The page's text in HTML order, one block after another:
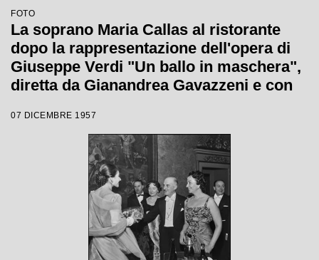
FOTO
La soprano Maria Callas al ristorante
dopo la rappresentazione dell'opera di
Giuseppe Verdi "Un ballo in maschera",
diretta da Gianandrea Gavazzeni e con
quale è stata inaugurata la stagione
lirica 1957-1958 del Teatro alla Scala
07 DICEMBRE 1957